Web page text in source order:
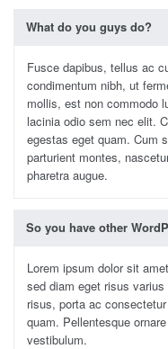
What do you guys do?
Fusce dapibus, tellus ac
condimentum nibh, ut
mollis, est non commodo
lacinia odio sem nec elit.
egestas eget quam. Cum
parturient montes,
pharetra augue.
So you have other
Lorem ipsum dolor sit
sed diam eget risus
risus, porta ac
quam. Pellentesque
vestibulum.